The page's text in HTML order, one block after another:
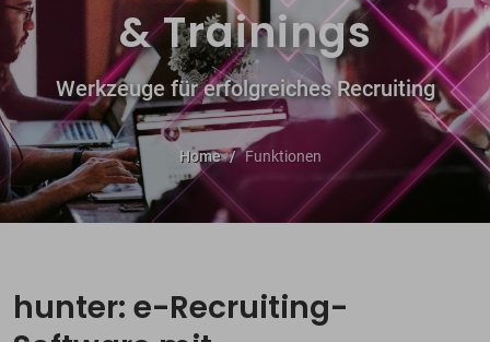
& Trainings
Werkzeuge für erfolgreiches Recruiting
Home Funktionen
hunter: e-Recruiting-